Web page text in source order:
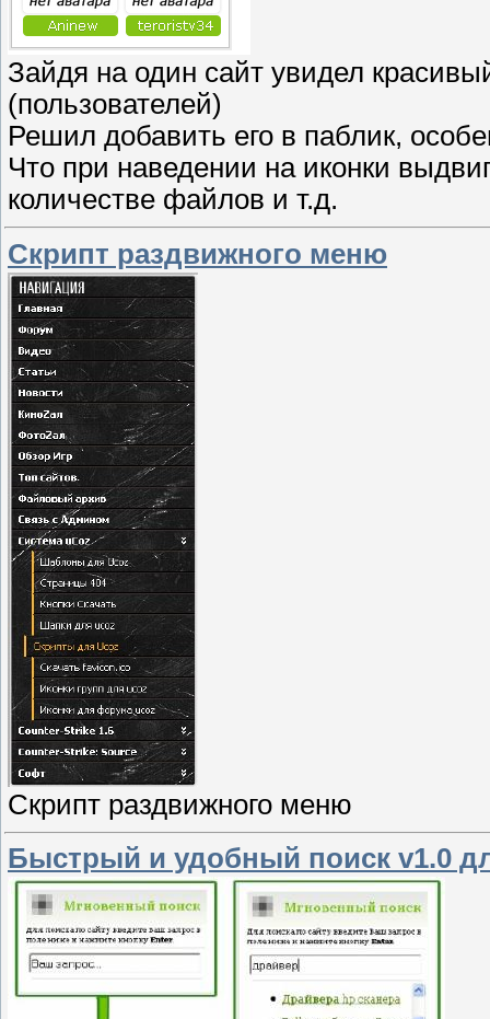
Зайдя на один сайт увидел
(пользователей)
Решил добавить его в паблик,
Что при наведении на иконки
количестве файлов и т.д.
Скрипт раздвижного меню
Скрипт раздвижного меню
Быстрый и удобный поиск v1.0